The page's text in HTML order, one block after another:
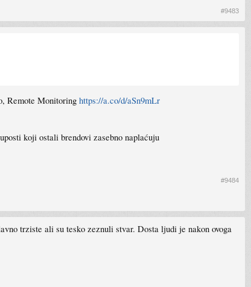
#9483
Remote Monitoring https://a.co/d/aSn9mLr
koji ostali brendovi zasebno naplaćuju
#9484
trziste ali su tesko zeznuli stvar. Dosta ljudi je nakon ovoga